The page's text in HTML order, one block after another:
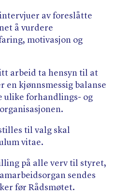
av foreslåtte
å vurdere
motivasjon og
arbeid ta hensyn til at
kjønnsmessig balanse
ulike forhandlings- og
til valg skal
vitae.
på alle verv til styret,
sendes
før Rådsmøtet.